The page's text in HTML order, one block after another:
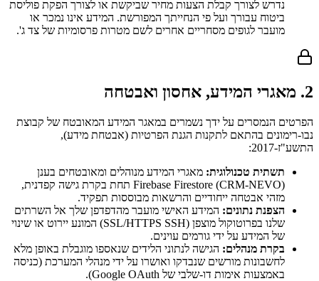
נדרש לצורך קבלת הצעות מחיר שביקשת או לצורך הפקת פוליסת
ביטוח עבורך ועל פי הנחייתך המפורשת. המידע אינו נמכר או
מועבר לגופים מסחריים אחרים לשם מטרות פרסומיות של צד ג'.
2. מאגרי המידע, אחסון ואבטחה
הפרטים הנמסרים על ידך נשמרים במאגר המידע המאובטח של קבוצת
נבו-רימונים בהתאם לתקנות הגנת הפרטיות (אבטחת מידע),
התשע"ז-2017:
תשתית טכנולוגית: מאגרי המידע מנוהלים ומאובטחים בענן
Firebase Firestore (CRM-NEVO) תחת בקרת גישה קפדנית,
מזהי אבטחה ייחודיים והרשאות מבוססות תפקיד.
הצפנת נתונים: המידע האישי מועבר מהדפדפן שלך אל השרתים
שלנו בפרוטוקול מוצפן (SSL/HTTPS SSH) המונע יירוט או שינוי
של המידע על ידי גורמים עוינים.
בקרת מנהלים: הגישה לנתוני הלידים שנאספו מוגבלת באופן מלא
לחשבונות מורשים שנבדקו ואושרו על ידי מנהלי המערכת (כניסה
באמצעות אימות דו-שלבי של Google OAuth).